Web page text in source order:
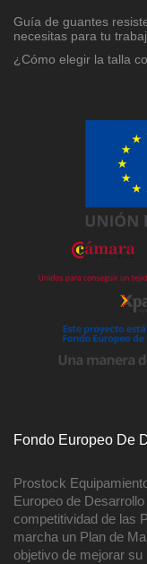
Guía de guantes
necesitas para tu
¿Cómo elegir la talla
Fondo Europeo De
Prostock
Europeo de
competitividad de las
marcha un Plan de
objetivo de mejorar